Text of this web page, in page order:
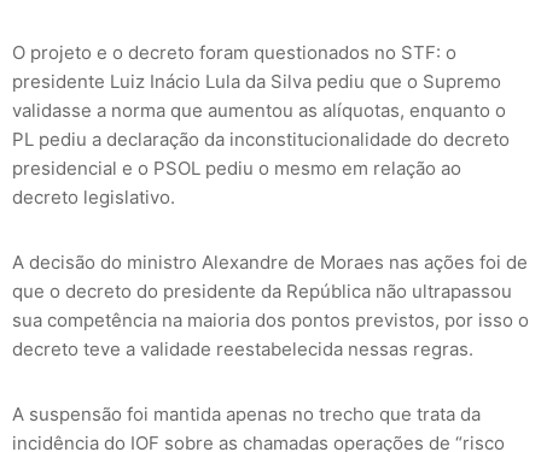
O projeto e o decreto foram questionados no STF: o
presidente Luiz Inácio Lula da Silva pediu que o Supremo
validasse a norma que aumentou as alíquotas, enquanto o
PL pediu a declaração da inconstitucionalidade do decreto
presidencial e o PSOL pediu o mesmo em relação ao
decreto legislativo.
A decisão do ministro Alexandre de Moraes nas ações foi de
que o decreto do presidente da República não ultrapassou
sua competência na maioria dos pontos previstos, por isso o
decreto teve a validade reestabelecida nessas regras.
A suspensão foi mantida apenas no trecho que trata da
incidência do IOF sobre as chamadas operações de “risco